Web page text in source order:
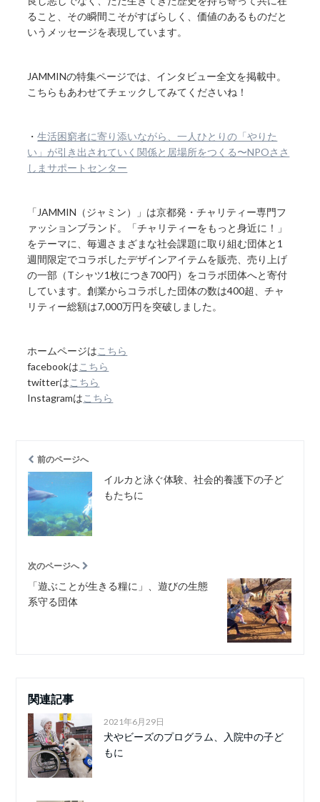
ること、その瞬間こそがすばらしく、価値のあるものだと
いうメッセージを表現しています。
JAMMINの特集ページでは、インタビュー全文を掲載中。
こちらもあわせてチェックしてみてくださいね！
・生活困窮者に寄り添いながら、一人ひとりの「やりた
い」が引き出されていく関係と居場所をつくる〜NPOささ
しまサポートセンター
「JAMMIN（ジャミン）」は京都発・チャリティー専門フ
ァッションブランド。「チャリティーをもっと身近に！」
をテーマに、毎週さまざまな社会課題に取り組む団体と1
週間限定でコラボしたデザインアイテムを販売、売り上げ
の一部（Tシャツ1枚につき700円）をコラボ団体へと寄付
しています。創業からコラボした団体の数は400超、チャ
リティー総額は7,000万円を突破しました。
ホームページはこちら
facebookはこちら
twitterはこちら
Instagramはこちら
前のページへ
イルカと泳ぐ体験、社会的養護下の子ど
もたちに
次のページへ
「遊ぶことが生きる糧に」、遊びの生態
系守る団体
関連記事
2021年6月29日
犬やビーズのプログラム、入院中の子ど
もに